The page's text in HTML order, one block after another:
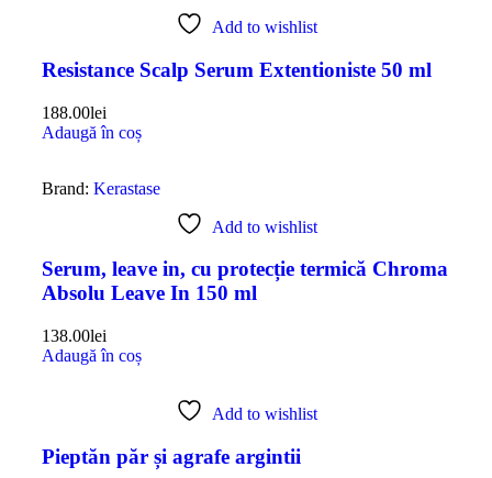
Add to wishlist
Resistance Scalp Serum Extentioniste 50 ml
188.00lei
Adaugă în coș
Brand: Kerastase
Add to wishlist
Serum, leave in, cu protecție termică Chroma
Absolu Leave In 150 ml
138.00lei
Adaugă în coș
Add to wishlist
Pieptăn păr și agrafe argintii